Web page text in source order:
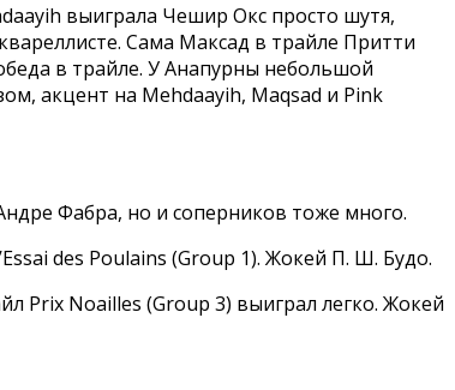
выиграла Чешир Окс просто шутя,
Сама Максад в трайле Притти
в трайле. У Анапурны небольшой
акцент на Mehdaayih, Maqsad и Pink
Фабра, но и соперников тоже много.
des Poulains (Group 1). Жокей П. Ш. Будо.
Prix Noailles (Group 3) выиграл легко. Жокей